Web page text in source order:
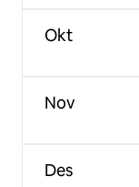
Okt
Nov
Des